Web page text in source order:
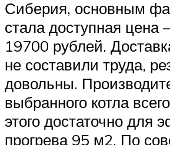
Сиберия, основным
стала доступная цена
19700 рублей.
не составили труда,
довольны.
выбранного котла
этого достаточно для
прогрева 95 м2. По